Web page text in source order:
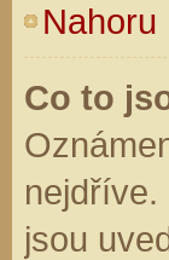
Nahoru
Co to
jsou